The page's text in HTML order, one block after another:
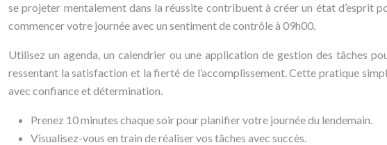
se projeter mentalement dans la réussite contribuent à créer un état d’esprit
commencer votre journée avec un sentiment de contrôle à 09h00.
Utilisez un agenda, un calendrier ou une application de gestion des tâches
ressentant la satisfaction et la fierté de l’accomplissement. Cette pratique
avec confiance et détermination.
Prenez 10 minutes chaque soir pour planifier votre journée du lendemain.
Visualisez-vous en train de réaliser vos tâches avec succès.